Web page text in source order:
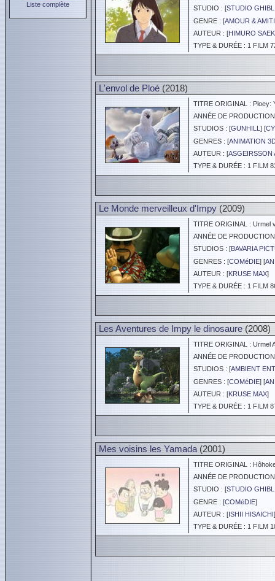
Liste complète
STUDIO : [STUDIO
GENRE : [AMOUR &
AUTEUR : [HIMURO
TYPE & DURÉE : 1 FILM
L'envol de Ploé (2018)
TITRE ORIGINAL : Ploey:
ANNÉE DE
STUDIOS : [GUNHILL ] [
GENRES : [ANIMATION
AUTEUR : [ASGEIRSSON
TYPE & DURÉE : 1 FILM
Le Monde merveilleux d'Impy (2009)
TITRE ORIGINAL : Urmel
ANNÉE DE
STUDIOS : [BAVARIA
GENRES : [COMéDIE] [
AUTEUR : [KRUSE MAX]
TYPE & DURÉE : 1 FILM
Les Aventures de Impy le dinosaure (2008)
TITRE ORIGINAL : Urmel
ANNÉE DE
STUDIOS : [AMBIENT
GENRES : [COMéDIE] [
AUTEUR : [KRUSE MAX]
TYPE & DURÉE : 1 FILM
Mes voisins les Yamada (2001)
TITRE ORIGINAL :
ANNÉE DE
STUDIO : [STUDIO
GENRE : [COMéDIE]
AUTEUR : [ISHII HISAICHI]
TYPE & DURÉE : 1 FILM